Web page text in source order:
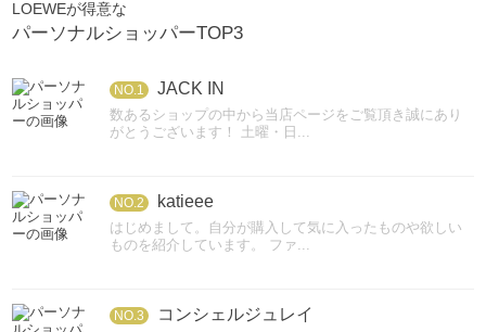
LOEWEが得意な
パーソナルショッパーTOP3
NO.1 JACK IN
数あるショップの中から当店ページをご覧頂き誠にあり
がとうございます！ 土曜・日...
NO.2 katieee
はじめまして。自分が購入して気に入ったものや欲しい
ものを紹介しています。 ファ...
NO.3 コンシェルジュレイ